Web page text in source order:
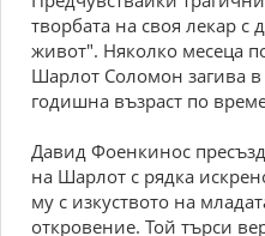
творбата на своя лекар с
живот". Няколко месеца
Шарлот Соломон загива
годишна възраст по
Давид Фоенкинос
на Шарлот с рядка
му с изкуството на
откровение. Той търси